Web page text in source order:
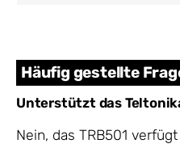
Häufig gestellte
Unterstützt das
Nein, das TRB501